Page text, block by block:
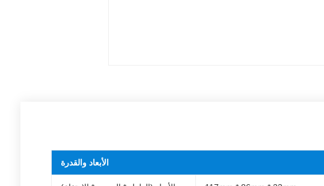
الأبعاد والقدرة